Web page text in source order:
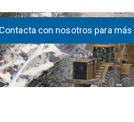
Contacta con nosotros para